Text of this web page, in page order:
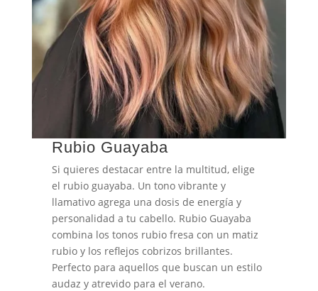
Rubio Guayaba
Si quieres destacar entre la multitud, elige
el rubio guayaba. Un tonovibrante y
llamativo agrega una dosis de energía y
personalidad a tu cabello. Rubio Guayaba
combina los tonos rubio fresa con un matiz
rubio y los reflejos cobrizos brillantes.
Perfecto para aquellos que buscan un estilo
audaz y atrevido para el verano.